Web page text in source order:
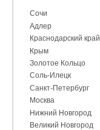
Сочи
Адлер
Краснодарский край
Крым
Золотое Кольцо
Соль-Илецк
Санкт-Петербург
Москва
Нижний Новгород
Великий Новгород